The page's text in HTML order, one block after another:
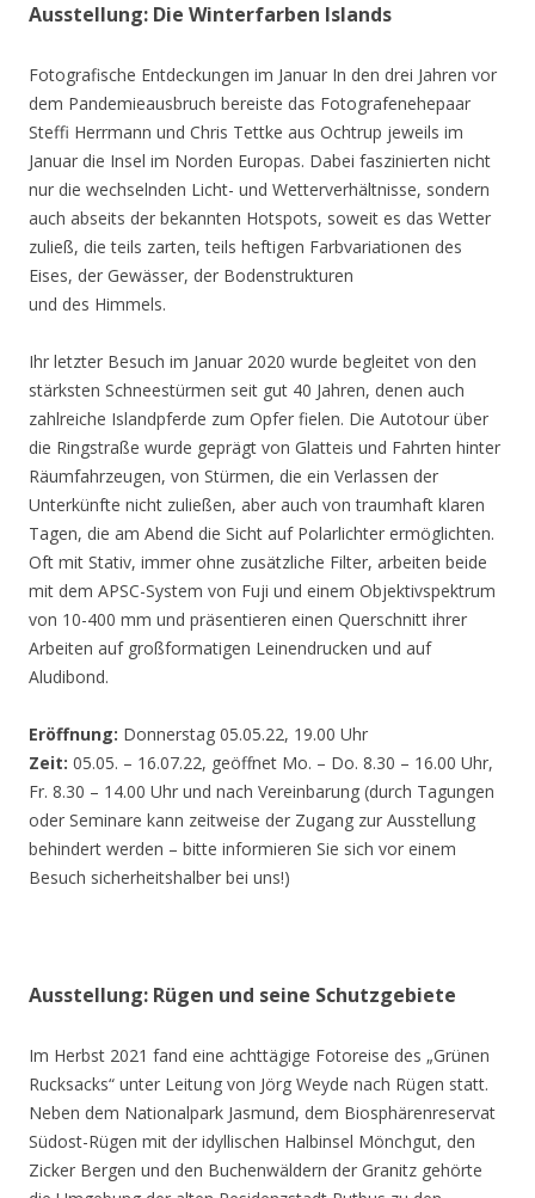
Ausstellung: Die Winterfarben Islands
Fotografische Entdeckungen im Januar In den drei Jahren vor
dem Pandemieausbruch bereiste das Fotografenehepaar
Steffi Herrmann und Chris Tettke aus Ochtrup jeweils im
Januar die Insel im Norden Europas. Dabei faszinierten nicht
nur die wechselnden Licht- und Wetterverhältnisse, sondern
auch abseits der bekannten Hotspots, soweit es das Wetter
zuließ, die teils zarten, teils heftigen Farbvariationen des
Eises, der Gewässer, der Bodenstrukturen
und des Himmels.
Ihr letzter Besuch im Januar 2020 wurde begleitet von den
stärksten Schneestürmen seit gut 40 Jahren, denen auch
zahlreiche Islandpferde zum Opfer fielen. Die Autotour über
die Ringstraße wurde geprägt von Glatteis und Fahrten hinter
Räumfahrzeugen, von Stürmen, die ein Verlassen der
Unterkünfte nicht zuließen, aber auch von traumhaft klaren
Tagen, die am Abend die Sicht auf Polarlichter ermöglichten.
Oft mit Stativ, immer ohne zusätzliche Filter, arbeiten beide
mit dem APSC-System von Fuji und einem Objektivspektrum
von 10-400 mm und präsentieren einen Querschnitt ihrer
Arbeiten auf großformatigen Leinendrucken und auf
Aludibond.
Eröffnung: Donnerstag 05.05.22, 19.00 Uhr
Zeit: 05.05. – 16.07.22, geöffnet Mo. – Do. 8.30 – 16.00 Uhr,
Fr. 8.30 – 14.00 Uhr und nach Vereinbarung (durch Tagungen
oder Seminare kann zeitweise der Zugang zur Ausstellung
behindert werden – bitte informieren Sie sich vor einem
Besuch sicherheitshalber bei uns!)
Ausstellung: Rügen und seine Schutzgebiete
Im Herbst 2021 fand eine achttägige Fotoreise des „Grünen
Rucksacks“ unter Leitung von Jörg Weyde nach Rügen statt.
Neben dem Nationalpark Jasmund, dem Biosphärenreservat
Südost-Rügen mit der idyllischen Halbinsel Mönchgut, den
Zicker Bergen und den Buchenwäldern der Granitz gehörte